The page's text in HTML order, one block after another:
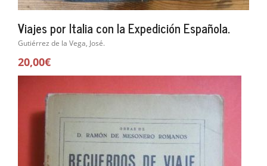
Viajes por Italia con la Expedición Española.
Gutiérrez de la Vega, José.
20,00€